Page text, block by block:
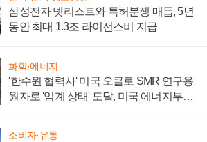
삼성전자 넷리스트와 특허분쟁 매듭, 5년
동안 최대 1.3조 라이선스비 지급
화학·에너지
'한수원 협력사' 미국 오클로 SMR 연구용
원자로 '임계 상태' 도달, 미국 에너지부
소비자·유통